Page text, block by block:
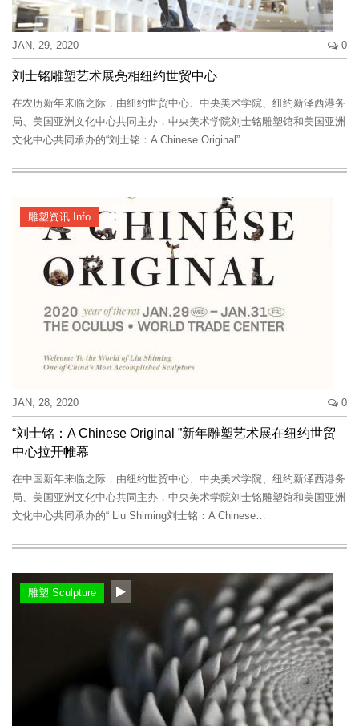
JAN, 29, 2020 0
刘士铭雕塑艺术展亮相纽约世贸中心
在农历新年来临之际，由纽约世贸中心、中央美术学院、纽约新泽西港务
局、美国亚洲文化中心共同主办，中央美术学院刘士铭雕塑馆和美国亚洲
文化中心共同承办的“刘士铭：A Chinese Original”…
雕塑资讯 Info
JAN, 28, 2020 0
“刘士铭：A Chinese Original ”新年雕塑艺术展在纽约世贸
中心拉开帷幕
在中国新年来临之际，由纽约世贸中心、中央美术学院、纽约新泽西港务
局、美国亚洲文化中心共同主办，中央美术学院刘士铭雕塑馆和美国亚洲
文化中心共同承办的“ Liu Shiming刘士铭：A Chinese…
雕塑 Sculpture